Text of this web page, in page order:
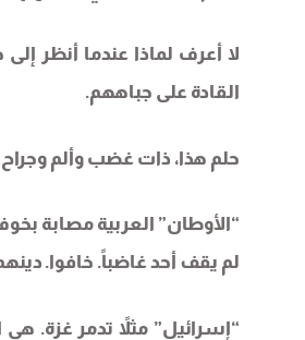
لا أعرف لماذا عندما أنظر
القادة على جباههم.
حلم هذا، ذات غضب وألم
“الأوطان” العربية مصابة
لم يقف أحد غاضباً. خافوا.
“إسرائيل” مثلاً تدمر غزة.